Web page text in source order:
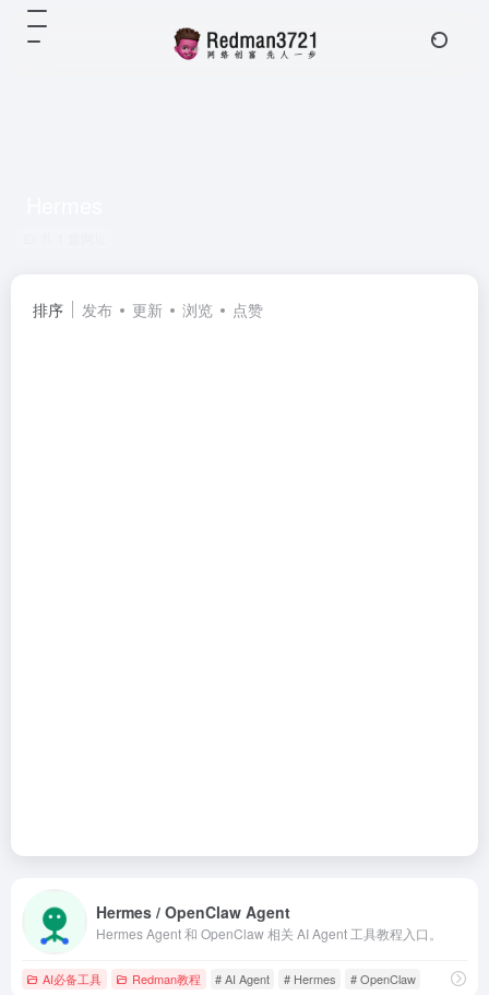
排序 发布 更新 浏览 点赞
Hermes / OpenClaw Agent
Hermes Agent 和 OpenClaw 相关 AI Agent 工具教程入口。
AI必备工具 Redman教程 # AI Agent # Hermes # OpenClaw